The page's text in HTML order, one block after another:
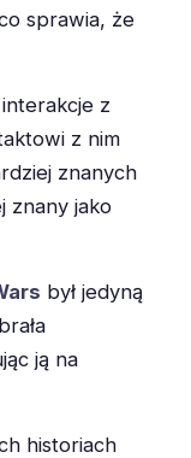
sprawia, że
z
z nim
znanych
znany jako
był jedyną
ją na
historiach